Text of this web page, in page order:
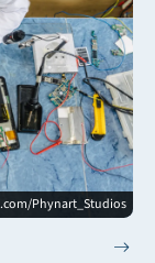
Phynart_Studios